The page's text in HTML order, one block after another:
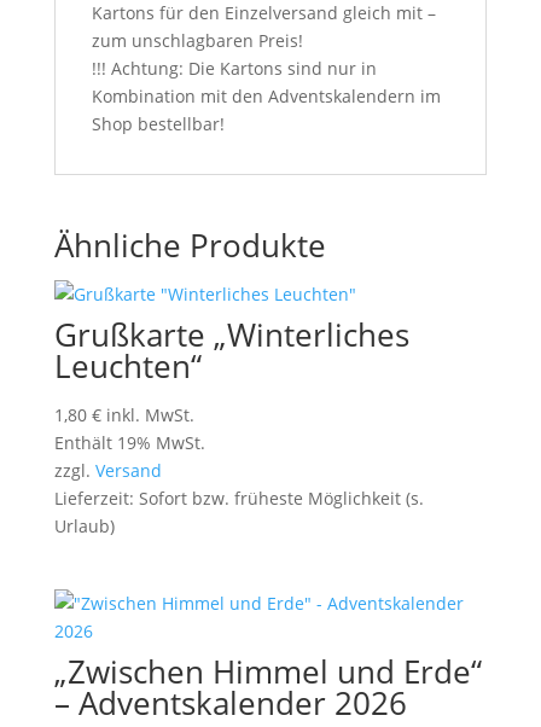
Kartons für den Einzelversand gleich mit –
zum unschlagbaren Preis!
!!! Achtung: Die Kartons sind nur in
Kombination mit den Adventskalendern im
Shop bestellbar!
Ähnliche Produkte
Grußkarte „Winterliches
Leuchten“
1,80 € inkl. MwSt.
Enthält 19% MwSt.
zzgl. Versand
Lieferzeit: Sofort bzw. früheste Möglichkeit (s.
Urlaub)
„Zwischen Himmel und Erde“
– Adventskalender 2026